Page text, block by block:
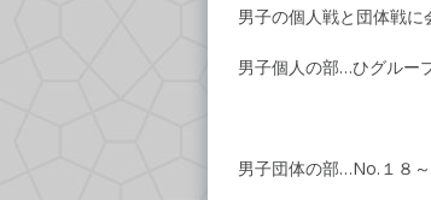
男子の個人戦と団体戦に
男子個人の部…ひグルー
開始時間→１
男子団体の部…No.１８